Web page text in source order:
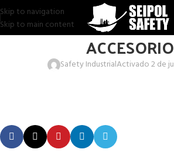
Skip to navigation
Skip to main content
ACCESORIO
Safety IndustrialActivado 2 de